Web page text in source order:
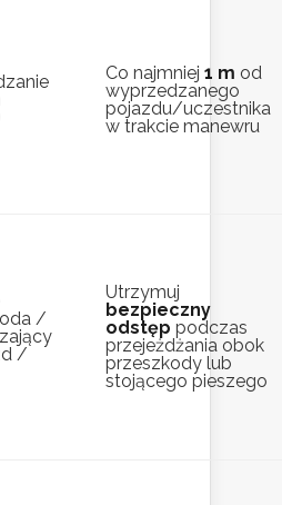
Co najmniej 1 m od
wyprzedzanego
pojazdu/uczestnika
w trakcie manewru
/
/
Utrzymuj
bezpieczny
odstęp podczas
przejeżdżania obok
przeszkody lub
stojącego pieszego